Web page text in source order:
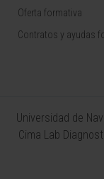
Oferta formativa
Contratos y ayudas
Universidad de
Cima Lab